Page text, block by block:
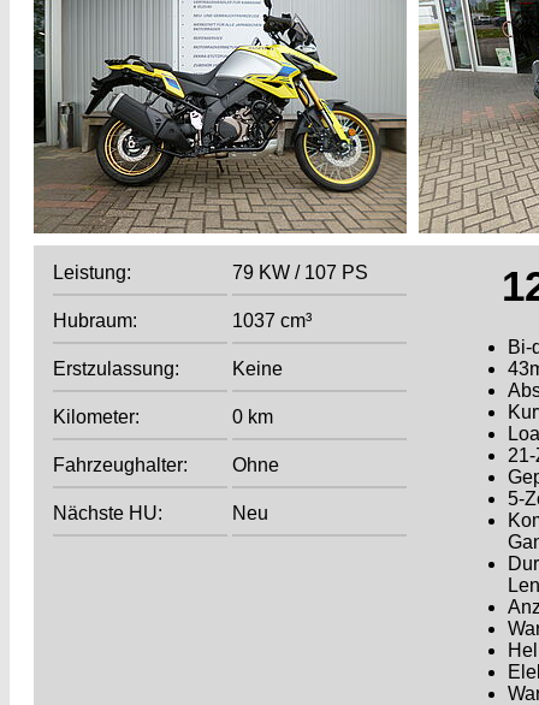
Leistung: 79 KW / 107 PS
Hubraum: 1037 cm³
Erstzulassung: Keine
Kilometer: 0 km
Fahrzeughalter: Ohne
Nächste HU: Neu
Bi-
5-